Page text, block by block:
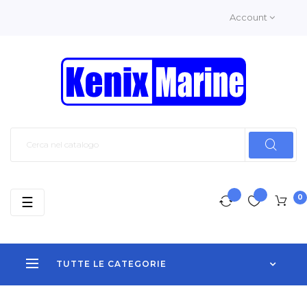
Account
0
TUTTE LE CATEGORIE
navigazione
☰